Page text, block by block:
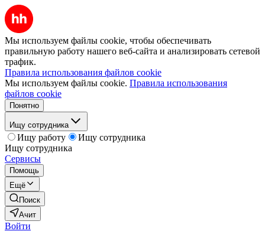
Мы используем файлы cookie, чтобы обеспечивать
правильную работу нашего веб-сайта и анализировать сетевой
трафик.
Правила использования файлов cookie
Мы используем файлы cookie. Правила использования
файлов cookie
Понятно
Ищу сотрудника
Ищу работу
Ищу сотрудника
Ищу сотрудника
Сервисы
Помощь
Ещё
Поиск
Ачит
Войти